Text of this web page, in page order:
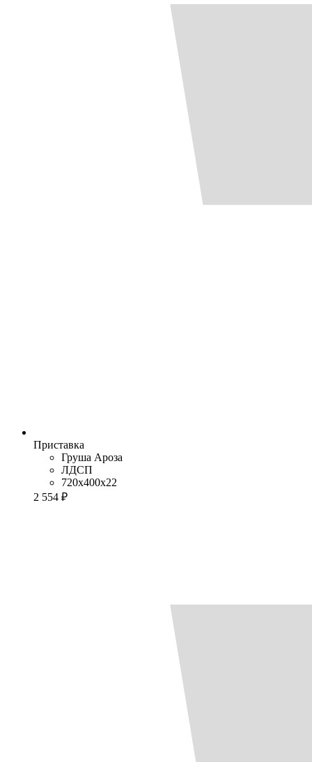
Приставка
Груша Ароза
ЛДСП
720x400x22
2 554 ₽